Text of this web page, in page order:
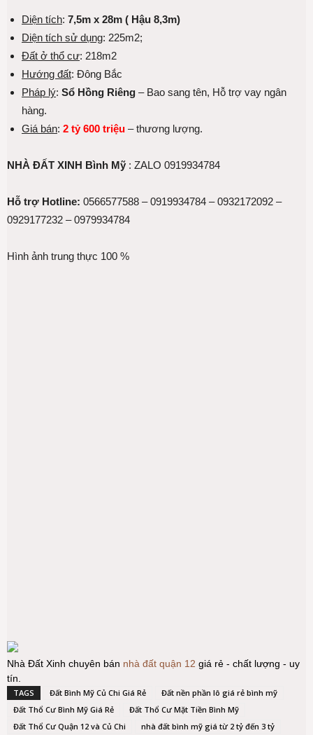
Diện tích: 7,5m x 28m ( Hậu 8,3m)
Diện tích sử dụng: 225m2;
Đất ở thổ cư: 218m2
Hướng đất: Đông Bắc
Pháp lý: Sổ Hồng Riêng – Bao sang tên, Hỗ trợ vay ngân
hàng.
Giá bán: 2 tỷ 600 triệu – thương lượng.
NHÀ ĐẤT XINH Bình Mỹ : ZALO 0919934784
Hỗ trợ Hotline: 0566577588 – 0919934784 – 0932172092 –
0929177232 – 0979934784
Hình ảnh trung thực 100 %
Nhà Đất Xinh chuyên bán nhà đất quận 12 giá rẻ - chất lượng - uy
tín.
TAGS Đất Bình Mỹ Củ Chi Giá Rẻ
Đất nền phần lô giá rẻ bình mỹ
Đất Thổ Cư Bình Mỹ Giá Rẻ
Đất Thổ Cư Mặt Tiền Bình Mỹ
Đất Thổ Cư Quận 12 và Củ Chi
nhà đất bình mỹ giá từ 2 tỷ đến 3 tỷ